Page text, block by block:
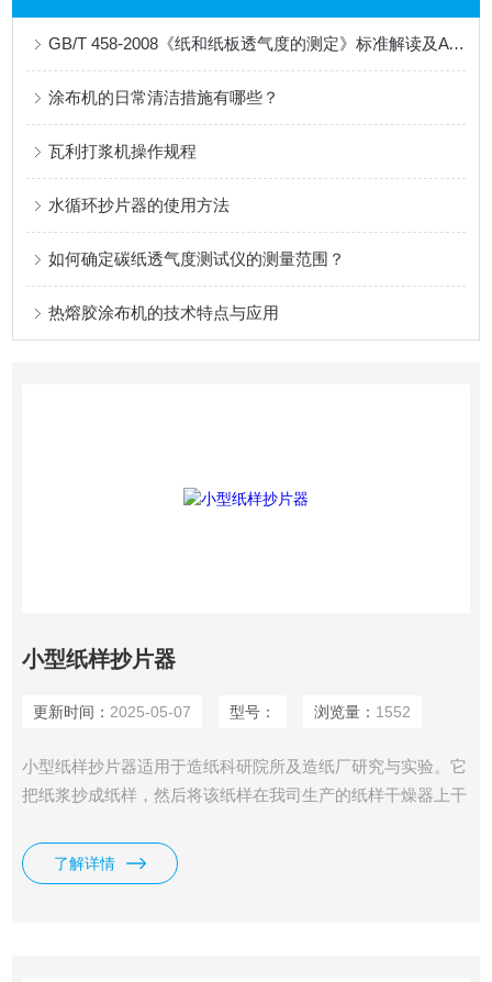
GB/T 458-2008《纸和纸板透气度的测定》标准解读及AT-TQ-11测试仪应用
涂布机的日常清洁措施有哪些？
瓦利打浆机操作规程
水循环抄片器的使用方法
如何确定碳纸透气度测试仪的测量范围？
热熔胶涂布机的技术特点与应用
小型纸样抄片器
更新时间： 2025-05-07 型号： 浏览量： 1552
小型纸样抄片器适用于造纸科研院所及造纸厂研究与实验。它
把纸浆抄成纸样，然后将该纸样在我司生产的纸样干燥器上干
工艺规范，它的技术指标符合我国造纸物理检验设备的规定标
准。
了解详情